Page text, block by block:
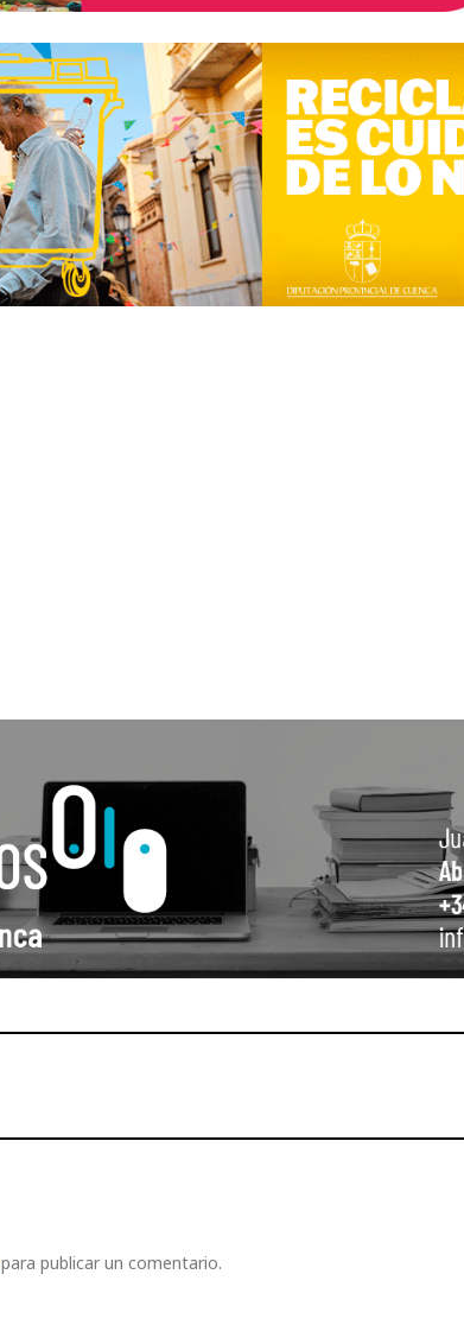
para publicar un comentario.